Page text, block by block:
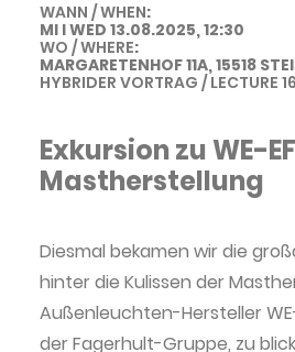
FÜRSTENWALDE
WANN / WHEN:
MI I WED 13.08.2025, 12:30
WO / WHERE:
MARGARETENHOF 11A, 15518
HYBRIDER VORTRAG / LECTURE
Exkursion zu WE-
Mastherstellung
Diesmal bekamen wir die
hinter die Kulissen der
Außenleuchten-Hersteller
der Fagerhult-Gruppe, zu